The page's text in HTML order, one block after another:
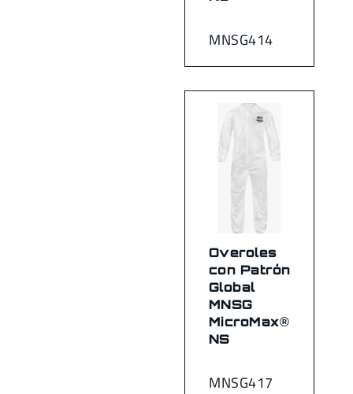
MNSG414
MNSG417
Overoles
con Patrón
Global
MNSG
MicroMax®
NS